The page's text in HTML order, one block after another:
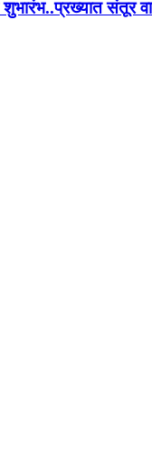
शुभारंभ..प्रख्यात